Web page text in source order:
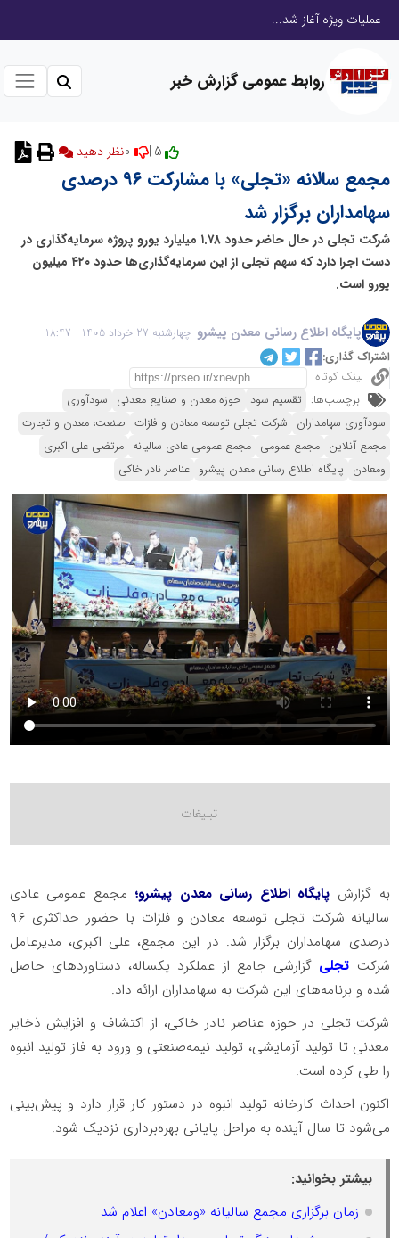
عملیات ویژه آغاز شد...
روابط عمومی گزارش خبر
5 | نظر دهید
مجمع سالانه «تجلی» با مشارکت ۹۶ درصدی
سهامداران برگزار شد
شرکت تجلی در حال حاضر حدود ۱.۷۸ میلیارد یورو پروژه سرمایه‌گذاری در
دست اجرا دارد که سهم تجلی از این سرمایه‌گذاری‌ها حدود ۴۲۰ میلیون
یورو است.
پایگاه اطلاع رسانی معدن پیشرو چهارشنبه 27 خرداد 1405 - 18:47
اشتراک گذاری:
لینک کوتاه
برچسب‌ها: تقسیم سود حوزه معدن و صنایع معدنی سودآوری
سودآوری سهامداران شرکت تجلی توسعه معادن و فلزات صنعت، معدن و تجارت
مجمع آنلاین مجمع عمومی مجمع عمومی عادی سالیانه مرتضی علی اکبری
ومعادن پایگاه اطلاع رسانی معدن پیشرو عناصر نادر خاکی
به گزارش پایگاه اطلاع رسانی معدن پیشرو؛ مجمع عمومی عادی
سالیانه شرکت تجلی توسعه معادن و فلزات با حضور حداکثری ۹۶
درصدی سهامداران برگزار شد. در این مجمع، علی اکبری، مدیرعامل
شرکت تجلی گزارشی جامع از عملکرد یکساله، دستاوردهای حاصل
شده و برنامه‌های این شرکت به سهامداران ارائه داد.
شرکت تجلی در حوزه عناصر نادر خاکی، از اکتشاف و افزایش ذخایر
معدنی تا تولید آزمایشی، تولید نیمه‌صنعتی و ورود به فاز تولید انبوه
را طی کرده است.
اکنون احداث کارخانه تولید انبوه در دستور کار قرار دارد و پیش‌بینی
می‌شود تا سال آینده به مراحل پایانی بهره‌برداری نزدیک شود.
بیشتر بخوانید:
زمان برگزاری مجمع سالیانه «ومعادن» اعلام شد